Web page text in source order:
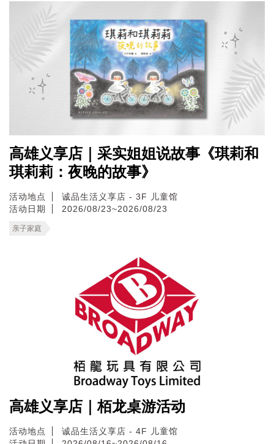
高雄义享店｜采实姐姐说故事《琪莉和
琪莉莉：夜晚的故事》
活动地点
诚品生活义享店 - 3F 儿童馆
活动日期
2026/08/23~2026/08/23
亲子家庭
高雄义享店｜栢龙桌游活动
活动地点
诚品生活义享店 - 4F 儿童馆